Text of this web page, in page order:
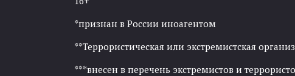
*признан в России иноагентом
**Террористическая или экстремистская
***внесен в перечень экстремистов и